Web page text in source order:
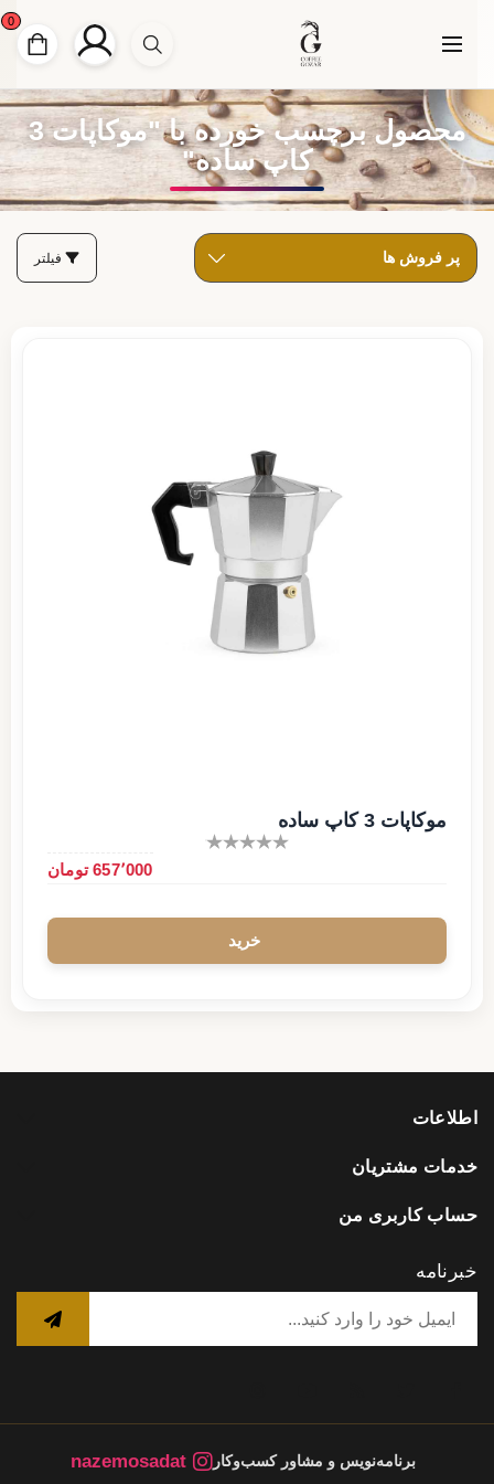
0
محصول برچسب خورده با "موکاپات 3
کاپ ساده"
فیلتر
موکاپات 3 کاپ ساده
657٬000 تومان
اطلاعات
خدمات مشتریان
حساب کاربری من
خبرنامه
برنامه‌نویس و مشاور کسب‌وکار nazemosadat